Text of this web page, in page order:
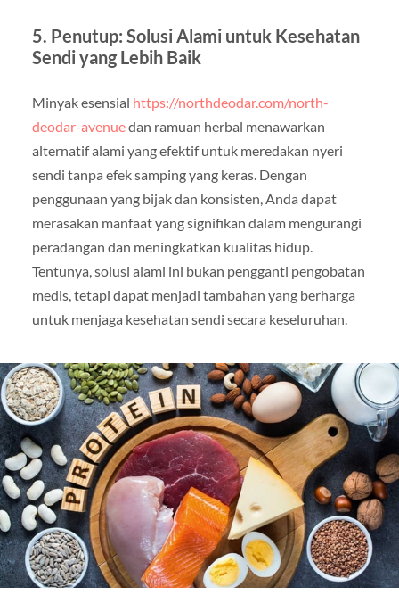
5. Penutup: Solusi Alami untuk Kesehatan
Sendi yang Lebih Baik
Minyak esensial https://northdeodar.com/north-
deodar-avenuedan ramuan herbal menawarkan
alternatif alami yang efektif untuk meredakan nyeri
sendi tanpa efek samping yang keras. Dengan
penggunaan yang bijak dan konsisten, Anda dapat
merasakan manfaat yang signifikan dalam mengurangi
peradangan dan meningkatkan kualitas hidup.
Tentunya, solusi alami ini bukan pengganti pengobatan
medis, tetapi dapat menjadi tambahan yang berharga
untuk menjaga kesehatan sendi secara keseluruhan.